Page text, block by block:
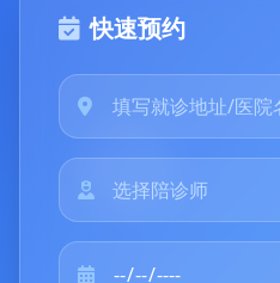
快速预约